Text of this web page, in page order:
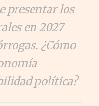
presentar los
en 2027
¿Cómo
política?